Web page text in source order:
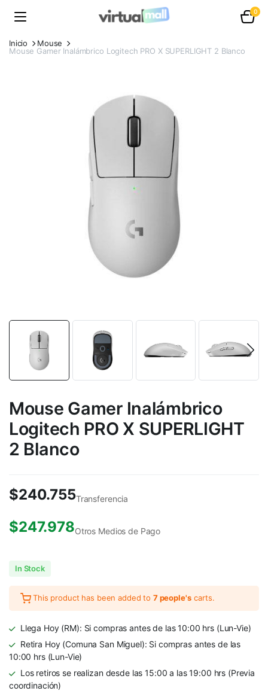
0
Inicio
Mouse
Mouse Gamer Inalámbrico Logitech PRO X SUPERLIGHT 2 Blanco
Mouse Gamer Inalámbrico
Logitech PRO X SUPERLIGHT
2 Blanco
$240.755Transferencia
$247.978Otros Medios de Pago
In Stock
This product has been added to 7 people's carts.
Llega Hoy (RM): Si compras antes de las 10:00 hrs (Lun-Vie)
Retira Hoy (Comuna San Miguel): Si compras antes de las
10:00 hrs (Lun-Vie)
Los retiros se realizan desde las 15:00 a las 19:00 hrs (Previa
coordinación)